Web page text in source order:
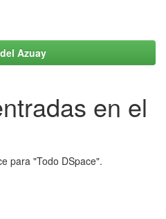
Azuay
en el
para "Todo DSpace".